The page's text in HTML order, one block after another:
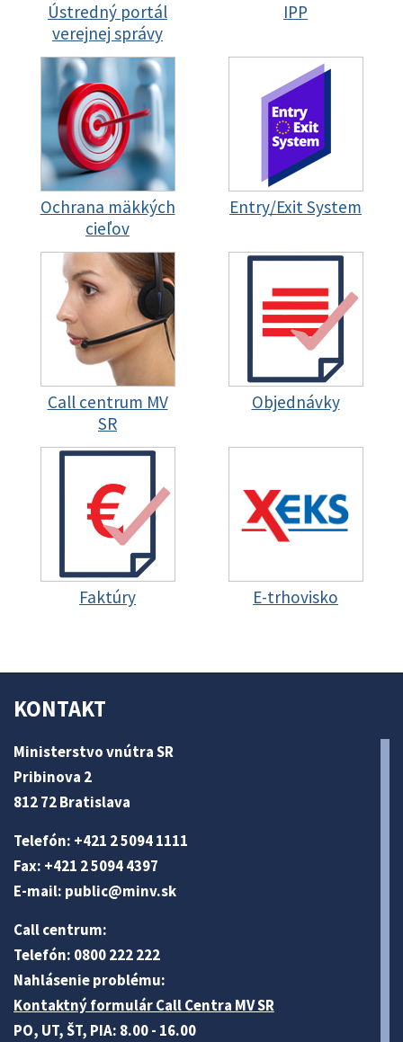
Ústredný portál
verejnej správy
IPP
Ochrana mäkkých
cieľov
Entry/Exit System
Call centrum MV
SR
Objednávky
Faktúry E-trhovisko
KONTAKT
Ministerstvo vnútra SR
Pribinova 2
812 72 Bratislava
Telefón: +421 2 5094 1111
Fax: +421 2 5094 4397
E-mail: public@minv.sk
Call centrum:
Telefón: 0800 222 222
Nahlásenie problému:
Kontaktný formulár Call Centra MV SR
PO, UT, ŠT, PIA: 8.00 - 16.00